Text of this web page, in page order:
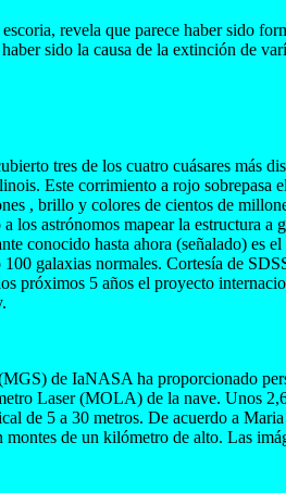
revela que parece haber sido
sido la causa de la extinción de
tres de los cuatro cuásares más
Este corrimiento a rojo sobrepasa
, brillo y colores de cientos de
astrónomos mapear la estructura
conocido hasta ahora (señalado)
galaxias normales. Cortesía de
próximos 5 años el proyecto
de IaNASA ha proporcionado
Laser (MOLA) de la nave. Unos
de 5 a 30 metros. De acuerdo a
de un kilómetro de alto. Las